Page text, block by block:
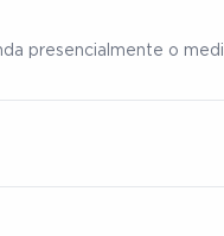
presencialmente o